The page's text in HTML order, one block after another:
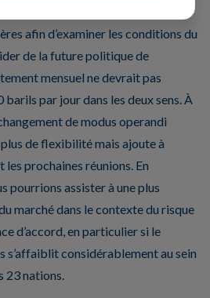
afin d’examiner les conditions du
de la future politique de
mensuel ne devrait pas
barils par jour dans les deux sens. À
de modus operandi
plus de flexibilité mais ajoute à
les prochaines réunions. En
pourrions assister à une plus
marché dans le contexte du risque
d’accord, en particulier si le
s’affaiblit considérablement au sein
23 nations.